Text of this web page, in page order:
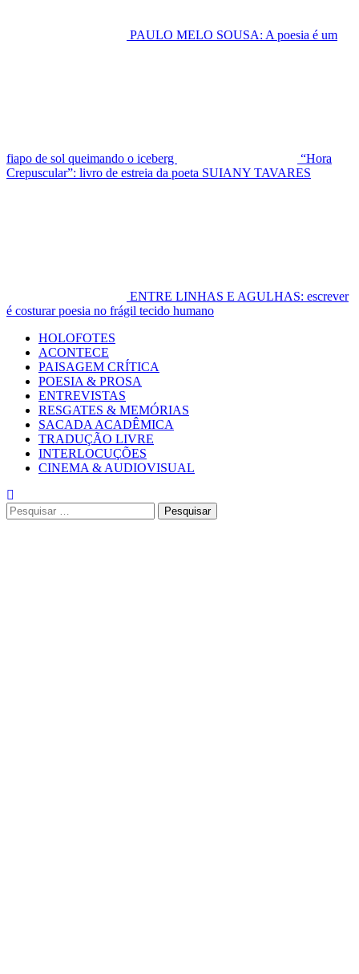
PAULO MELO SOUSA: A poesia é um
fiapo de sol queimando o iceberg
“Hora
Crepuscular”: livro de estreia da poeta SUIANY TAVARES
ENTRE LINHAS E AGULHAS: escrever
é costurar poesia no frágil tecido humano
Primary
Menu
HOLOFOTES
ACONTECE
PAISAGEM CRÍTICA
POESIA & PROSA
ENTREVISTAS
RESGATES & MEMÓRIAS
SACADA ACADÊMICA
TRADUÇÃO LIVRE
INTERLOCUÇÕES
CINEMA & AUDIOVISUAL
Pesquisar
por: